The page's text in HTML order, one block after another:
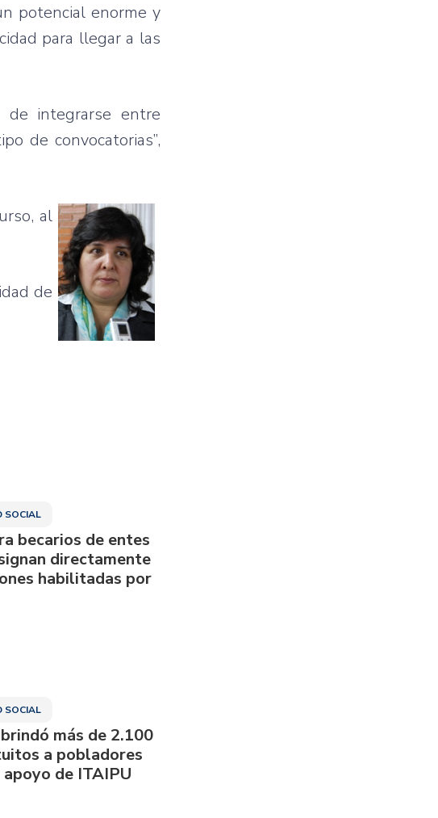
potencial enorme y
para llegara las
de integrarse entre
deconvocatorias”,
, al
de
SOCIAL
becarios de entes
directamente
habilitadas por
SOCIAL
más de 2.100
a pobladores
de ITAIPU